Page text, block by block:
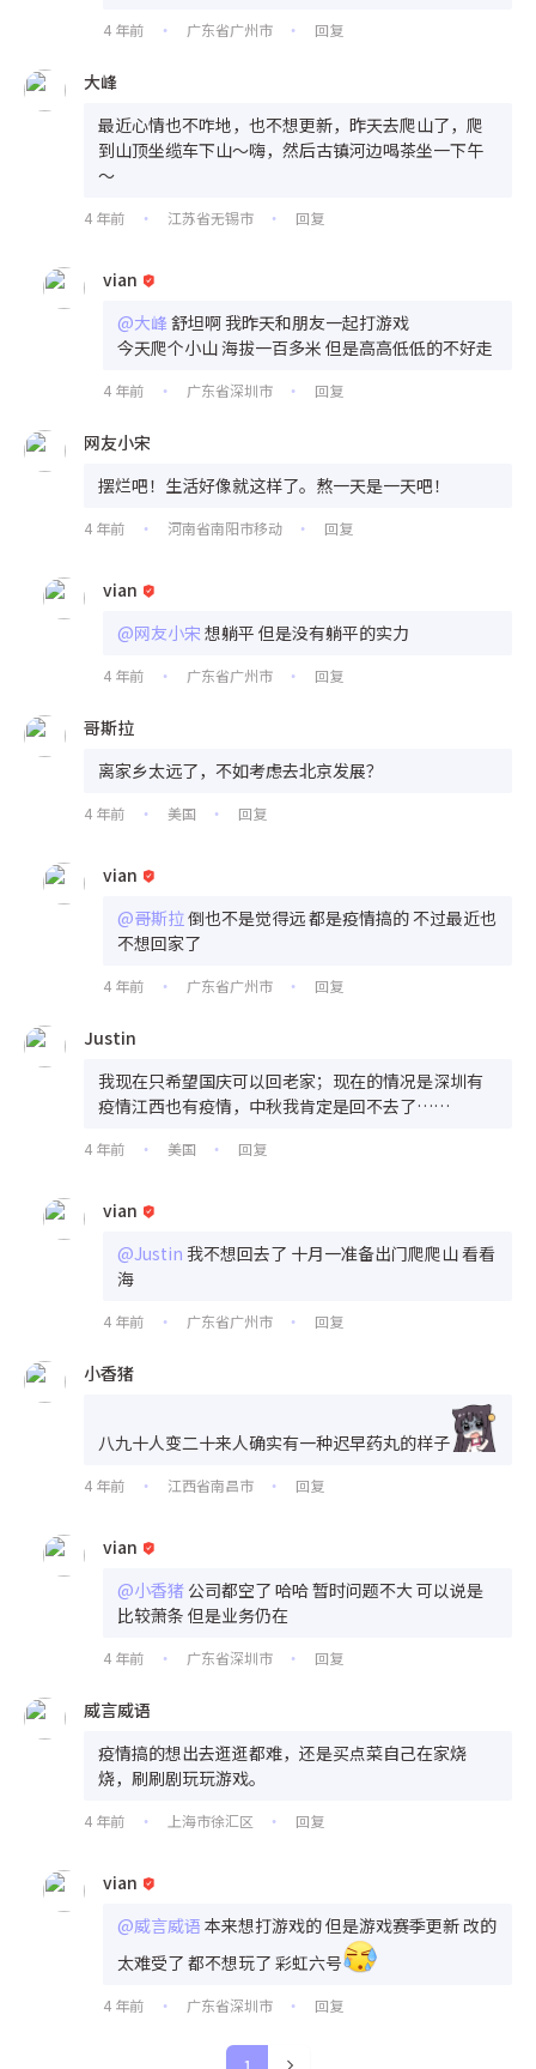
4 年前 • 广东省广州市 • 回复
大峰
最近心情也不咋地，也不想更新，昨天去爬山了，爬
到山顶坐缆车下山～嗨，然后古镇河边喝茶坐一下午
～
4 年前 • 江苏省无锡市 • 回复
vian
@大峰 舒坦啊 我昨天和朋友一起打游戏
今天爬个小山 海拔一百多米 但是高高低低的不好走
4 年前 • 广东省深圳市 • 回复
网友小宋
摆烂吧！生活好像就这样了。熬一天是一天吧！
4 年前 • 河南省南阳市移动 • 回复
vian
@网友小宋 想躺平 但是没有躺平的实力
4 年前 • 广东省广州市 • 回复
哥斯拉
离家乡太远了，不如考虑去北京发展？
4 年前 • 美国 • 回复
vian
@哥斯拉倒也不是觉得远 都是疫情搞的 不过最近也
不想回家了
4 年前 • 广东省广州市 • 回复
Justin
我现在只希望国庆可以回老家；现在的情况是深圳有
疫情江西也有疫情，中秋我肯定是回不去了……
4 年前 • 美国 • 回复
vian
@Justin 我不想回去了 十月一准备出门爬爬山 看看
海
4 年前 • 广东省广州市 • 回复
小香猪
八九十人变二十来人确实有一种迟早药丸的样子
4 年前 • 江西省南昌市 • 回复
vian
@小香猪 公司都空了 哈哈 暂时问题不大 可以说是
比较萧条 但是业务仍在
4 年前 • 广东省深圳市 • 回复
威言威语
疫情搞的想出去逛逛都难，还是买点菜自己在家烧
烧，刷刷剧玩玩游戏。
4 年前 • 上海市徐汇区 • 回复
vian
@威言威语 本来想打游戏的 但是游戏赛季更新 改的
太难受了 都不想玩了 彩虹六号
4 年前 • 广东省深圳市 • 回复